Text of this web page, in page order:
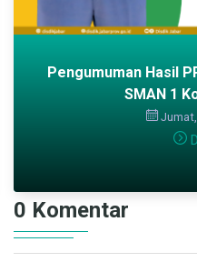
Pengumuman Hasil
SMAN 1
Jumat,
0 Komentar